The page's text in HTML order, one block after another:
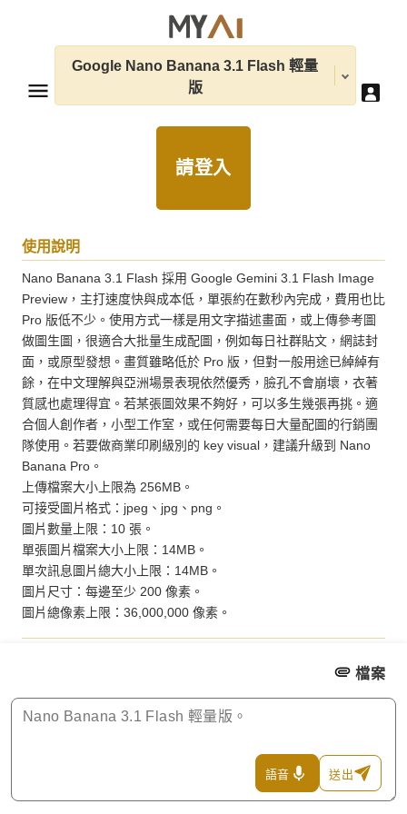
Google Nano Banana 3.1 Flash 輕量
版
請登入
使用說明
Nano Banana 3.1 Flash 採用 Google Gemini 3.1 Flash Image
Preview，主打速度快與成本低，單張約在數秒內完成，費用也比
Pro 版低不少。使用方式一樣是用文字描述畫面，或上傳參考圖
做圖生圖，很適合大批量生成配圖，例如每日社群貼文，網誌封
面，或原型發想。畫質雖略低於 Pro 版，但對一般用途已綽綽有
餘，在中文理解與亞洲場景表現依然優秀，臉孔不會崩壞，衣著
質感也處理得宜。若某張圖效果不夠好，可以多生幾張再挑。適
合個人創作者，小型工作室，或任何需要每日大量配圖的行銷團
隊使用。若要做商業印刷級別的 key visual，建議升級到 Nano
Banana Pro。
上傳檔案大小上限為 256MB。
可接受圖片格式：jpeg、jpg、png。
圖片數量上限：10 張。
單張圖片檔案大小上限：14MB。
單次訊息圖片總大小上限：14MB。
圖片尺寸：每邊至少 200 像素。
圖片總像素上限：36,000,000 像素。
檔案
語音 送出